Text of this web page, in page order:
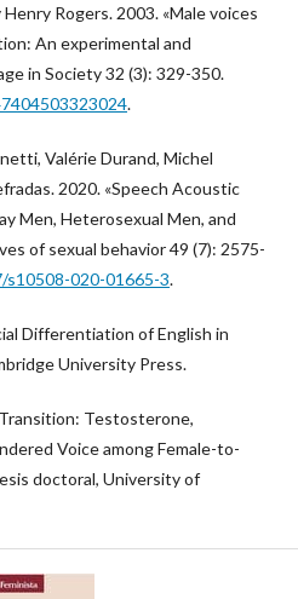
Rogers. 2003. «Male voices
An experimental and
in Society 32 (3): 329-350.
.
Valérie Durand, Michel
2020. «Speech Acoustic
Men, Heterosexual Men, and
of sexual behavior 49 (7): 2575-
020-01665-3.
Differentiation of English in
University Press.
Transition: Testosterone,
Voice among Female-to-
doctoral, University of